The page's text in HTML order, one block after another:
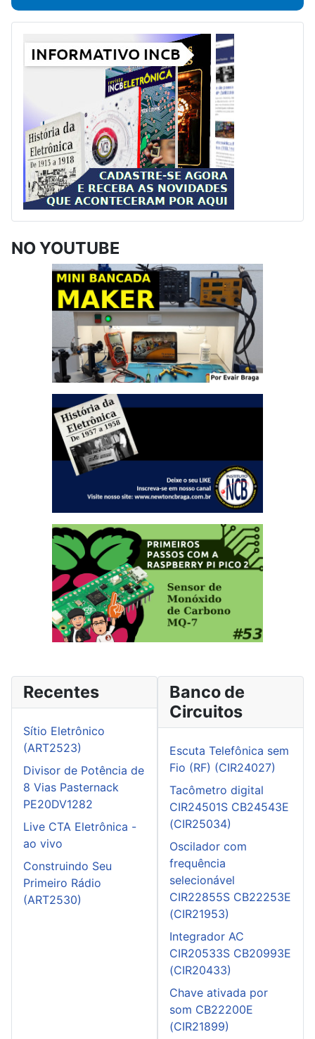
NO YOUTUBE
Recentes
Sítio Eletrônico
(ART2523)
Divisor de Potência de
8 Vias Pasternack
PE20DV1282
Live CTA Eletrônica -
ao vivo
Construindo Seu
Primeiro Rádio
(ART2530)
Banco de
Circuitos
Escuta Telefônica sem
Fio (RF) (CIR24027)
Tacômetro digital
CIR24501S CB24543E
(CIR25034)
Oscilador com
frequência
selecionável
CIR22855S CB22253E
(CIR21953)
Integrador AC
CIR20533S CB20993E
(CIR20433)
Chave ativada por
som CB22200E
(CIR21899)